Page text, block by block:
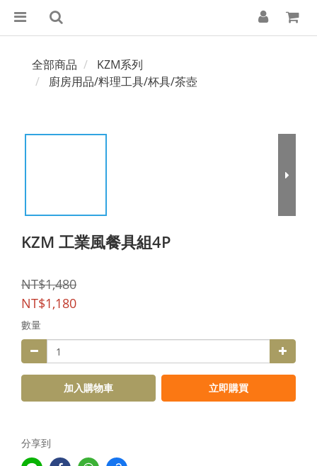
全部商品
KZM系列
廚房用品/料理工具/杯具/茶壺
KZM 工業風餐具組4P
NT$1,480
NT$1,180
數量
加入購物車 立即購買
分享到